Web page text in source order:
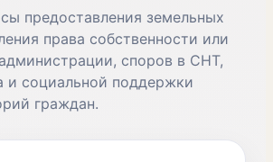
предоставления земельных
права собственности или
споров в СНТ,
и социальной поддержки
граждан.